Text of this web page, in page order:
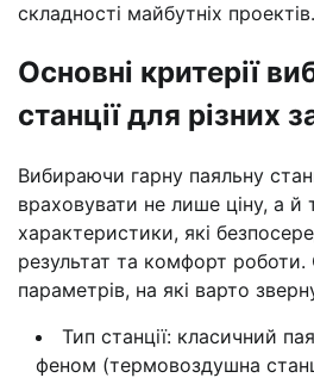
складності майбутніх проектів.
Основні критерії
станції для різних
Вибираючи гарну паяльну
враховувати не лише ціну, а й
характеристики, які
результат та комфорт
параметрів, на які варто
Тип станції: класичний
феном (термовоздушна